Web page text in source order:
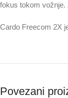
fokus tokom vožnje.
Cardo Freecom 2X
Povezani